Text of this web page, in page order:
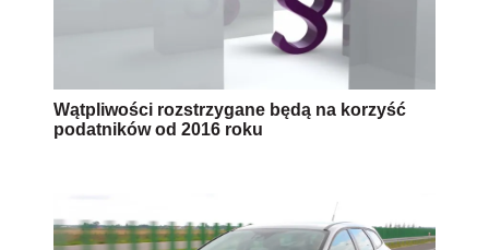
Wątpliwości rozstrzygane będą na korzyść
podatników od 2016 roku